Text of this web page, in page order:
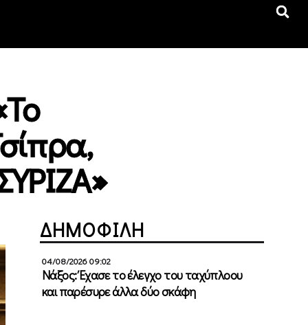
ΔΗΜΟΦΙΛΗ
04/08/2026 09:02
Νάξος: Έχασε το έλεγχο του ταχύπλοου
και παρέσυρε άλλα δύο σκάφη